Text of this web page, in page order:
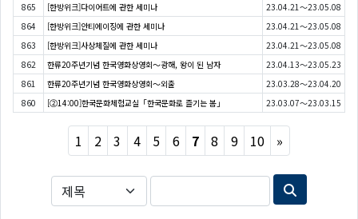
865
[한방위크]다이어트에 관한 세미나
23.04.21～23.05.08
864
[한방위크]안티에이징에 관한 세미나
23.04.21～23.05.08
863
[한방위크]사상체질에 관한 세미나
23.04.21～23.05.08
862
한류20주년기념 한국영화상영회〜광해, 왕이 된 남자
23.04.13～23.05.23
861
한류20주년기념 한국영화상영회〜외출
23.03.28～23.04.20
860
[②14:00]한국문화체험교실「한국문화로 즐기는 봄」 23.03.07～23.03.15
1 2 3 4 5 6 7 8 9 10 »